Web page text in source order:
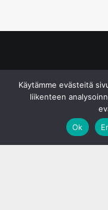
Käytämme evästeitä
liikenteen
Ok